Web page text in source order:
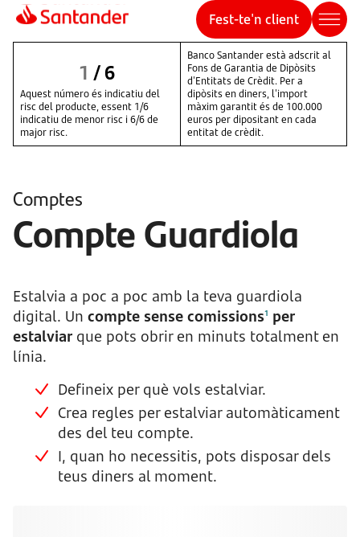
Fest-te'n client
1 /6
Aquest número és indicatiu del
risc del producte, essent 1/6
indicatiu de menor risc i 6/6 de
major risc.
Banco Santander està adscrit al
Fons de Garantia de Dipòsits
d'Entitats de Crèdit. Per a
dipòsits en diners, l'import
màxim garantit és de 100.000
euros per dipositant en cada
entitat de crèdit.
Comptes
Compte Guardiola
Estalvia a poc a poc amb la teva guardiola
digital. Un compte sense comissions1 per
estalviar que pots obrir en minuts totalment en
línia.
Defineix per què vols estalviar.
Crea regles per estalviar automàticament
des del teu compte.
I, quan ho necessitis, pots disposar dels
teus diners al moment.